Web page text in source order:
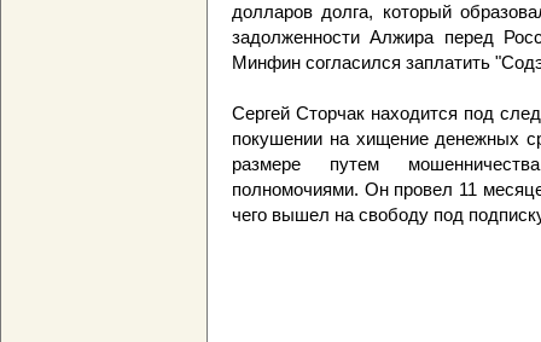
долларов долга, который
задолженности Алжира перед
Минфин согласился заплатить
Сергей Сторчак находится под
покушении на хищение денежных
размере путем
полномочиями. Он провел 11
чего вышел на свободу под